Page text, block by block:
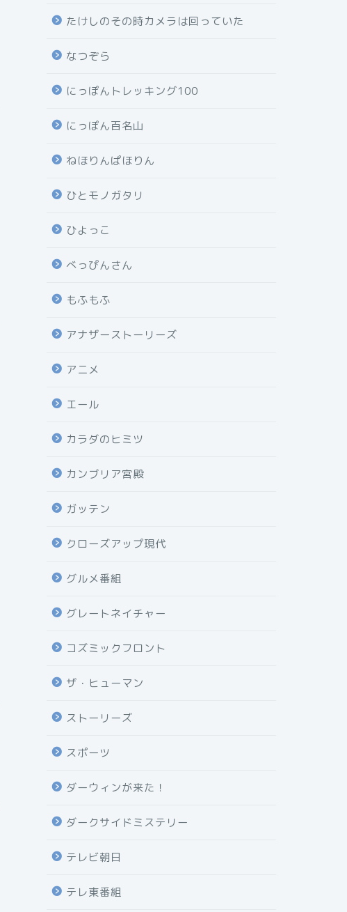
たけしのその時カメラは回っていた
なつぞら
にっぽんトレッキング100
にっぽん百名山
ねほりんぱほりん
ひとモノガタリ
ひよっこ
べっぴんさん
もふもふ
アナザーストーリーズ
アニメ
エール
カラダのヒミツ
カンブリア宮殿
ガッテン
クローズアップ現代
グルメ番組
グレートネイチャー
コズミックフロント
ザ・ヒューマン
ストーリーズ
スポーツ
ダーウィンが来た！
ダークサイドミステリー
テレビ朝日
テレ東番組